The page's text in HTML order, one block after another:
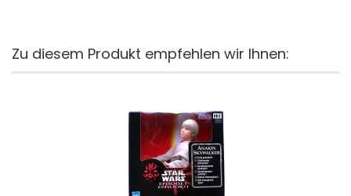
Zu diesem Produkt empfehlen wir Ihnen: